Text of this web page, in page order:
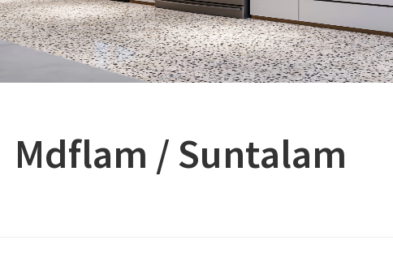
Mdflam / Suntalam